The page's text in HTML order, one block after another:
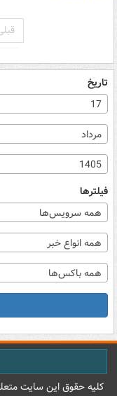
تاریخ
17
مرداد
1405
فیلترها
همه سرویس‌ها
همه انواع خبر
همه باکس‌ها
کليه حقوق اين سايت